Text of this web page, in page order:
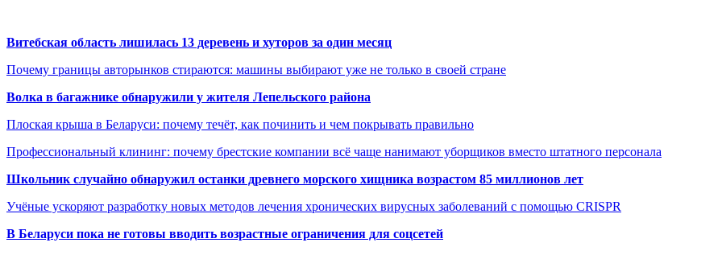
Витебская область лишилась 13 деревень и хуторов за один месяц
Почему границы авторынков стираются: машины выбирают уже не только в своей стране
Волка в багажнике обнаружили у жителя Лепельского района
Плоская крыша в Беларуси: почему течёт, как починить и чем покрывать правильно
Профессиональный клининг: почему брестские компании всё чаще нанимают уборщиков вместо штатного персонала
Школьник случайно обнаружил останки древнего морского хищника возрастом 85 миллионов лет
Учёные ускоряют разработку новых методов лечения хронических вирусных заболеваний с помощью CRISPR
В Беларуси пока не готовы вводить возрастные ограничения для соцсетей